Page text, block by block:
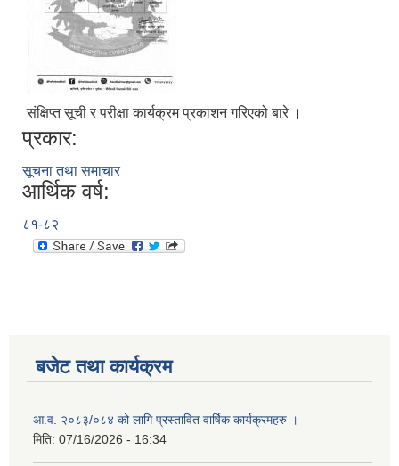
संक्षिप्त सूची र परीक्षा कार्यक्रम प्रकाशन गरिएको बारे ।
प्रकार:
सूचना तथा समाचार
आर्थिक वर्ष:
८१-८२
बजेट तथा कार्यक्रम
आ.व. २०८३/०८४ को लागि प्रस्तावित वार्षिक कार्यक्रमहरु ।
मिति: 07/16/2026 - 16:34